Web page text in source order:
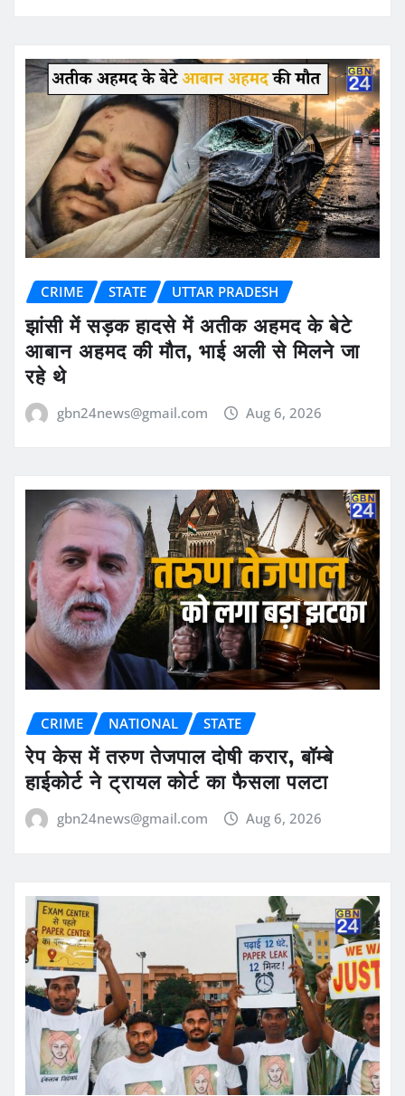
CRIME STATE UTTAR PRADESH
झांसी में सड़क हादसे में अतीक अहमद के बेटे
आबान अहमद की मौत, भाई अली से मिलने जा
रहे थे
gbn24news@gmail.com Aug 6, 2026
CRIME NATIONAL STATE
रेप केस में तरुण तेजपाल दोषी करार, बॉम्बे
हाईकोर्ट ने ट्रायल कोर्ट का फैसला पलटा
gbn24news@gmail.com Aug 6, 2026